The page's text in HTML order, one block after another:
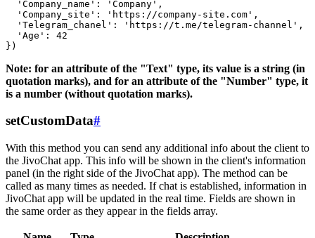
  'Company_name': 'Company',
  'Company_site': 'https://company-site.com',
  'Telegram_chanel': 'https://t.me/telegram-channel',
  'Age': 42
Note: for an attribute of the "Text" type, its value is a string (in
quotation marks), and for an attribute of the "Number" type, it
is a number (without quotation marks).
setCustomData#
With this method you can send any additional info about the client to
the JivoChat app. This info will be shown in the client's information
panel (in the right side of the JivoChat app). The method can be
called as many times as needed. If chat is established, information in
JivoChat app will be updated in the real time. Fields are shown in
the same order as they appear in the fields array.